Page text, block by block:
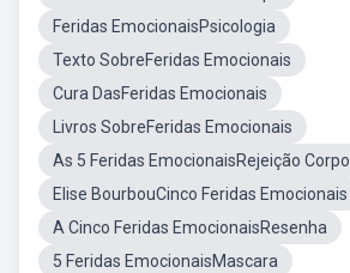
Feridas EmocionaisPsicologia
Texto SobreFeridas Emocionais
Cura DasFeridas Emocionais
Livros SobreFeridas Emocionais
As 5 Feridas EmocionaisRejeição Corpo
Elise BourbouCinco Feridas Emocionais
A Cinco Feridas EmocionaisResenha
5 Feridas EmocionaisMascara